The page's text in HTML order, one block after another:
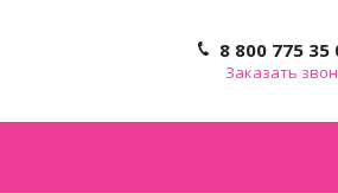
8 800 775 35
Заказать